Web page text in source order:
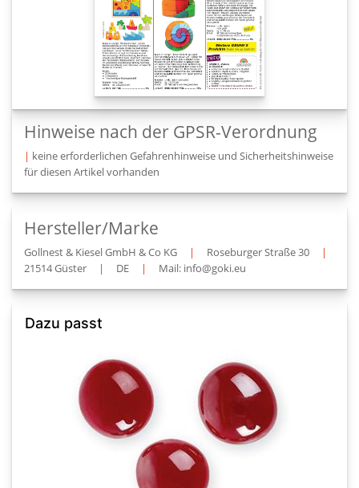
Hinweise nach der GPSR-Verordnung
| keine erforderlichen Gefahrenhinweise und Sicherheitshinweise
für diesen Artikel vorhanden
Hersteller/Marke
Gollnest & Kiesel GmbH & Co KG | Roseburger Straße 30
|
21514 Güster
| DE | Mail: info@goki.eu
Dazu passt